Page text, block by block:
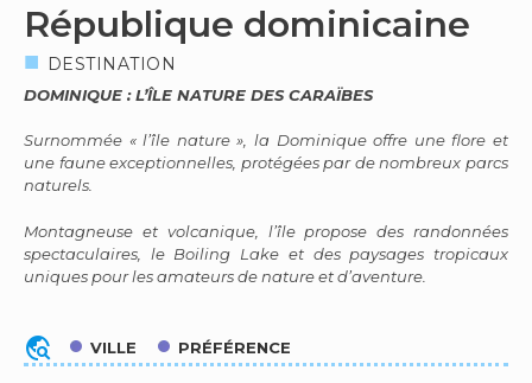
République dominicaine
DESTINATION
DOMINIQUE : L’ÎLE NATURE DES CARAÏBES
Surnommée « l’île nature », la Dominique offre une flore et
une faune exceptionnelles, protégées par de nombreux parcs
naturels.
Montagneuse et volcanique, l’île propose des randonnées
spectaculaires, le Boiling Lake et des paysages tropicaux
uniques pour les amateurs de nature et d’aventure.
travel_explore VILLE PRÉFÉRENCE